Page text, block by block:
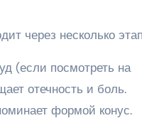
через несколько
(если посмотреть на
отечность и боль.
формой конус.